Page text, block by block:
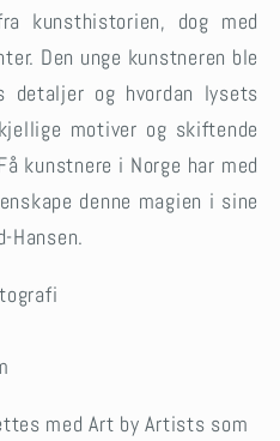
kunsthistorien, dog med
Den unge kunstneren ble
og hvordan lysets
motiver og skiftende
kunstnere i Norge har med
denne magien i sine
Hansen.
med Art by Artists som